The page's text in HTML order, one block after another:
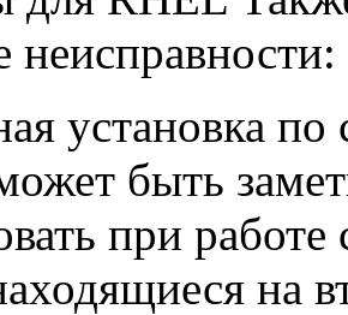
неисправности:
установка
быть
при
на